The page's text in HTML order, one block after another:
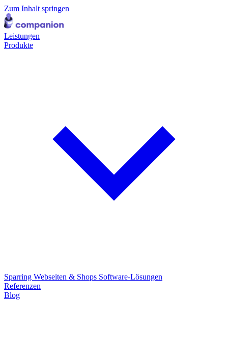
Zum Inhalt springen
Leistungen
Produkte
Sparring Webseiten & Shops Software-Lösungen
Referenzen
Blog